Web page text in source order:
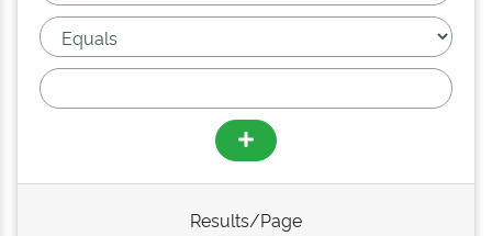
Results/Page